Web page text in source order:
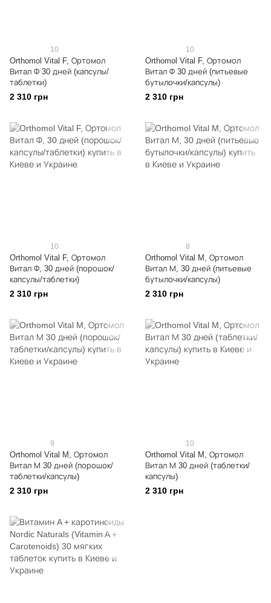
10
Orthomol Vital F, Ортомол
Витал Ф 30 дней (капсулы/
таблетки)
2 310 грн
10
Orthomol Vital F, Ортомол
Витал Ф 30 дней (питьевые
бутылочки/капсулы)
2 310 грн
10
Orthomol Vital F, Ортомол
Витал Ф, 30 дней (порошок/
капсулы/таблетки)
2 310 грн
8
Orthomol Vital M, Ортомол
Витал М, 30 дней (питьевые
бутылочки/капсулы)
2 310 грн
9
Orthomol Vital M, Ортомол
Витал М 30 дней (порошок/
таблетки/капсулы)
2 310 грн
10
Orthomol Vital M, Ортомол
Витал М 30 дней (таблетки/
капсулы)
2 310 грн